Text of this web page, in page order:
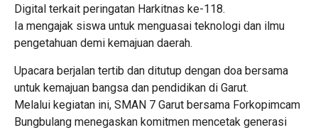
Digital terkait peringatan Harkitnas ke-118.
Ia mengajak siswa untuk menguasai teknologi dan ilmu
pengetahuan demi kemajuan daerah.
Upacara berjalan tertib dan ditutup dengan doa bersama
untuk kemajuan bangsa dan pendidikan di Garut.
Melalui kegiatan ini, SMAN 7 Garut bersama Forkopimcam
Bungbulang menegaskan komitmen mencetak generasi